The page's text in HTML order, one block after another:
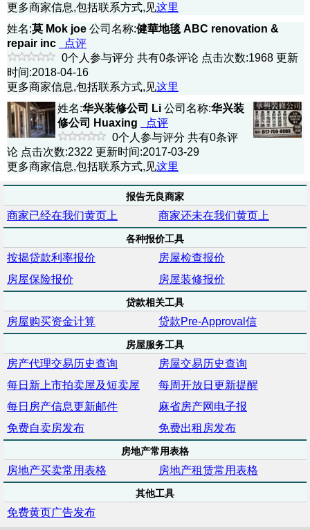
更多商家信息,包括联系方式,见这里
姓名:莫 Mok joe 公司名称:健華地毯 ABC renovation &
repair inc
点评
0个人参与评分 共有0条评论 点击次数:1968 更新
时间:2018-04-16
更多商家信息,包括联系方式,见这里
姓名:华兴装修公司 Li 公司名称:华兴装
修公司 Huaxing
点评
0个人参与评分 共有0条评
论 点击次数:2322 更新时间:2017-03-29
更多商家信息,包括联系方式,见这里
报告无良商家
商家已经在我们黄页上 商家还未在我们黄页上
各种报价工具
按揭贷款利率报价
房屋检查报价
房屋保险报价
房屋装修报价
贷款相关工具
房屋购买资金计算 贷款Pre-Approval信
房屋服务工具
房产代理交易历史查询
房屋交易历史查询
每日新上市拍卖屋及短卖屋
每周开放日更新提醒
每日房产信息更新邮件
麻省房产网电子报
免费自卖房发布
免费出租房发布
房地产常用表格
房地产买卖常用表格 房地产租赁常用表格
其他工具
免费黄页广告发布